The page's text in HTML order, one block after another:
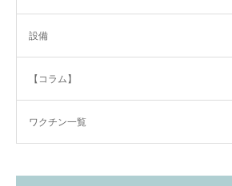
設備
【コラム】
ワクチン一覧